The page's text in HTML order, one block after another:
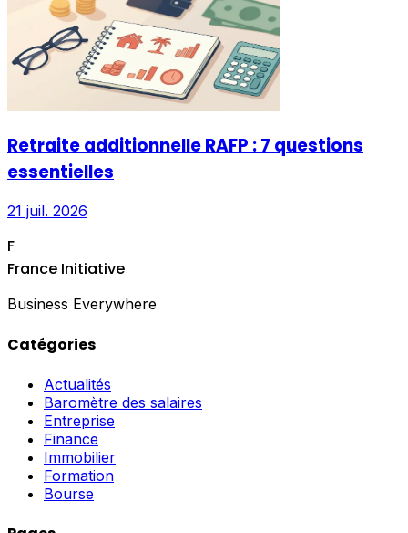
Retraite additionnelle RAFP : 7 questions
essentielles
21 juil. 2026
F
France Initiative
Business Everywhere
Catégories
Actualités
Baromètre des salaires
Entreprise
Finance
Immobilier
Formation
Bourse